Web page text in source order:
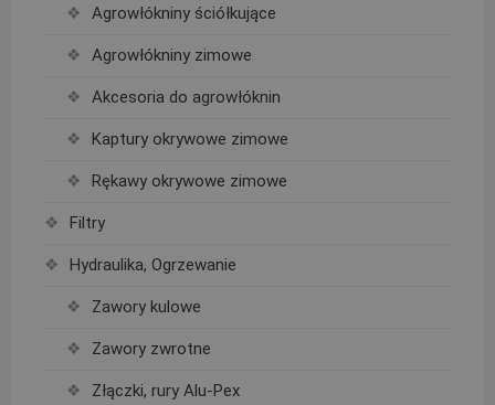
Agrowłókniny ściółkujące
Agrowłókniny zimowe
Akcesoria do agrowłóknin
Kaptury okrywowe zimowe
Rękawy okrywowe zimowe
Filtry
Hydraulika, Ogrzewanie
Zawory kulowe
Zawory zwrotne
Złączki, rury Alu-Pex